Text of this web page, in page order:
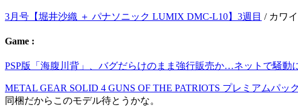
3月号【堀井沙織 ＋ パナソニック LUMIX DMC-L10】3週目 / カワ
Game :
PSP版「海腹川背」、バグだらけのまま強行販売か…ネットで騒動
METAL GEAR SOLID 4 GUNS OF THE PATRIOTS プレミアムパ
同梱だからこのモデル待とうかな。